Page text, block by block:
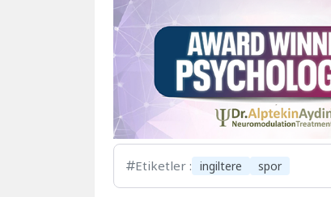
Etiketler : ingiltere spor